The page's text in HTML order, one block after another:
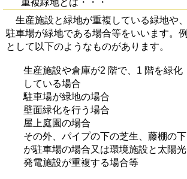
重複緑地とは・・・
生産施設と緑地が重複している緑地や、
駐車場が緑地である場合等をいいます。例
として以下のようなものがあります。
生産施設や倉庫が2 階で、1 階を緑化
している場合
駐車場が緑地の場合
壁面緑化を行う場合
屋上庭園の場合
その外、パイプの下の芝生、藤棚の下
が駐車場の場合又は環境施設と太陽光
発電施設が重複する場合等